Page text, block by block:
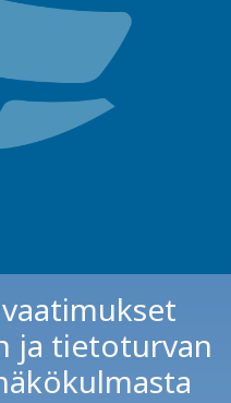
ja tietoturvan